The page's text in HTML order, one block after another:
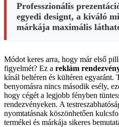
Professzionális
egyedi designt, a kiváló
márkája maximális
Módot keres arra, hogy már első
figyelmét? Ez a reklám
kínál beltéren és kültéren egyaránt.
benyomásra nincs második esély,
hogy cégét a legjobb fényben
rendezvényeken. A
nyomtatásnak köszönhetően
termékei és márkája sikeres